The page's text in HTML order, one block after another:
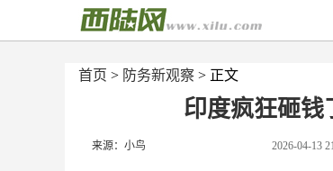
首页 > 防务新观察 > 正文
印度疯狂砸钱
来源：小鸟 2026-04-13